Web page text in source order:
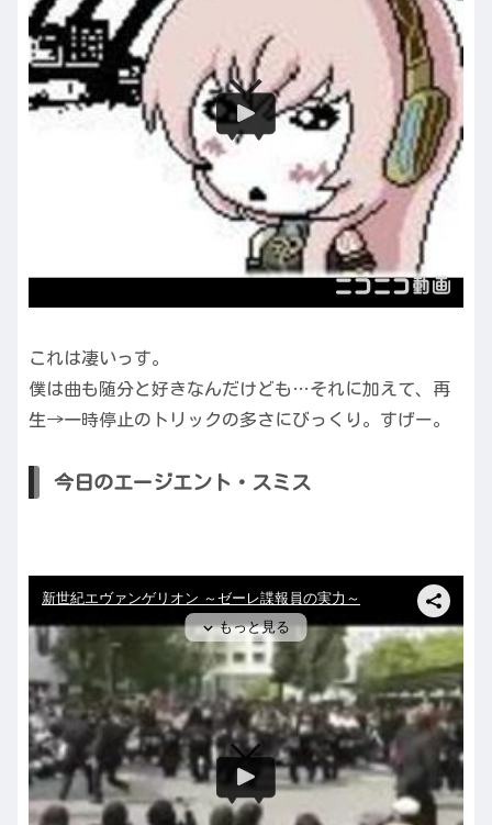
これは凄いっす。
僕は曲も随分と好きなんだけども…それに加えて、再
生→一時停止のトリックの多さにびっくり。すげー。
今日のエージエント・スミス